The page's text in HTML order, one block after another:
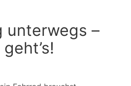
unterwegs –